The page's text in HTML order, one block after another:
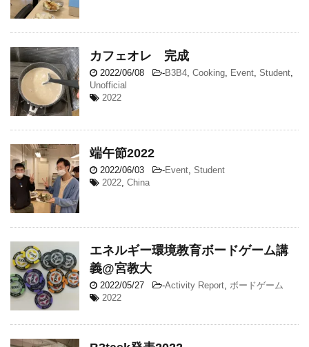
カフェオレ 完成
2022/06/08 -B3B4, Cooking, Event, Student,
Unofficial
2022
端午節2022
2022/06/03 -Event, Student
2022, China
エネルギー環境教育ボードゲーム講
義@宮教大
2022/05/27 -Activity Report, ボードゲーム
2022